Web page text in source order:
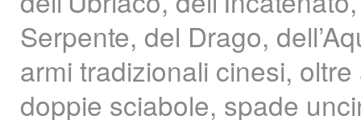
Serpente, del Drago,
armi tradizionali cinesi,
doppie sciabole, spade